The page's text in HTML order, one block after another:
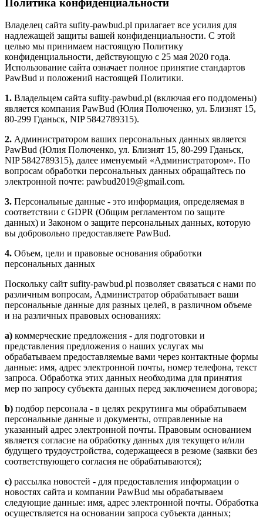
Политика конфиденциальности
Владелец сайта sufity-pawbud.pl прилагает все усилия для
надлежащей защиты вашей конфиденциальности. С этой
целью мы принимаем настоящую Политику
конфиденциальности, действующую с 25 мая 2020 года.
Использование сайта означает полное принятие стандартов
PawBud и положений настоящей Политики.
1. Владельцем сайта sufity-pawbud.pl (включая его поддомены)
является компания PawBud (Юлия Полюченко, ул. Близнят 15,
80-299 Гданьск, NIP 5842789315).
2. Администратором ваших персональных данных является
PawBud (Юлия Полюченко, ул. Близнят 15, 80-299 Гданьск,
NIP 5842789315), далее именуемый «Администратором». По
вопросам обработки персональных данных обращайтесь по
электронной почте: pawbud2019@gmail.com.
3. Персональные данные - это информация, определяемая в
соответствии с GDPR (Общим регламентом по защите
данных) и Законом о защите персональных данных, которую
вы добровольно предоставляете PawBud.
4. Объем, цели и правовые основания обработки
персональных данных
Поскольку сайт sufity-pawbud.pl позволяет связаться с нами по
различным вопросам, Администратор обрабатывает ваши
персональные данные для разных целей, в различном объеме
и на различных правовых основаниях:
a) коммерческие предложения - для подготовки и
представления предложения о наших услугах мы
обрабатываем предоставляемые вами через контактные формы
данные: имя, адрес электронной почты, номер телефона, текст
запроса. Обработка этих данных необходима для принятия
мер по запросу субъекта данных перед заключением договора;
b) подбор персонала - в целях рекрутинга мы обрабатываем
персональные данные и документы, отправленные на
указанный адрес электронной почты. Правовым основанием
является согласие на обработку данных для текущего и/или
будущего трудоустройства, содержащееся в резюме (заявки без
соответствующего согласия не обрабатываются);
c) рассылка новостей - для предоставления информации о
новостях сайта и компании PawBud мы обрабатываем
следующие данные: имя, адрес электронной почты. Обработка
осуществляется на основании запроса субъекта данных;